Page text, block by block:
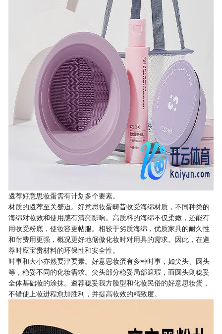
遴荐好意思妆蛋需有计划多个要素。
材质的遴荐至关蹙迫。好意思妆蛋畴昔收受海绵材质，不同种类的
海绵对妆效和使用感有清亮影响。高质料的海绵不仅柔嫩，还能有
用收受粉底，使妆容更帖服。相较于劣质海绵，优质家具的耐久性
和耐费用更强，概况更好地倨傲化妆时对用具的需求。因此，在遴
荐时应宝贵材料的环保性和安全性。
时事和大小亦然要津要素。好意思妆蛋有多种时事，如尖头、圆头
等，稳妥不同的化妆需求。尖头部分稳妥局部遮瑕，而圆头则稳妥
全体基础妆的涂抹。遴荐稳妥我方脸型和化妆民俗的好意思妆蛋，
不错使上妆进程愈加胜利，并提高妆效的精致度。